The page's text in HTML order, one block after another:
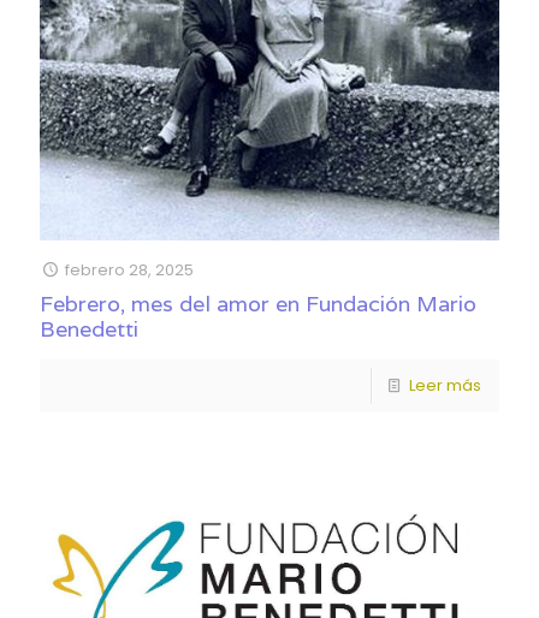
febrero 28, 2025
Febrero, mes del amor en Fundación Mario
Benedetti
Leer más